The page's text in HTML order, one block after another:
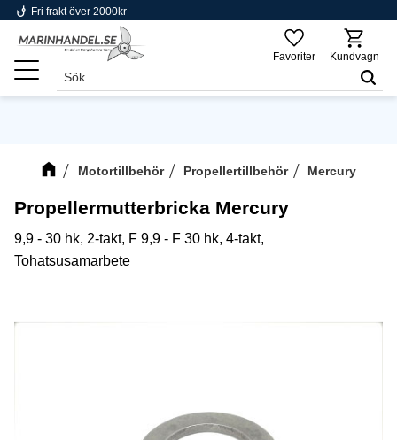
Meny
phishing Fri frakt över 2000kr
Favoriter Kundvagn
Motortillbehör Propellertillbehör Mercury
Propellermutterbricka Mercury
9,9 - 30 hk, 2-takt, F 9,9 - F 30 hk, 4-takt,
Tohatsusamarbete